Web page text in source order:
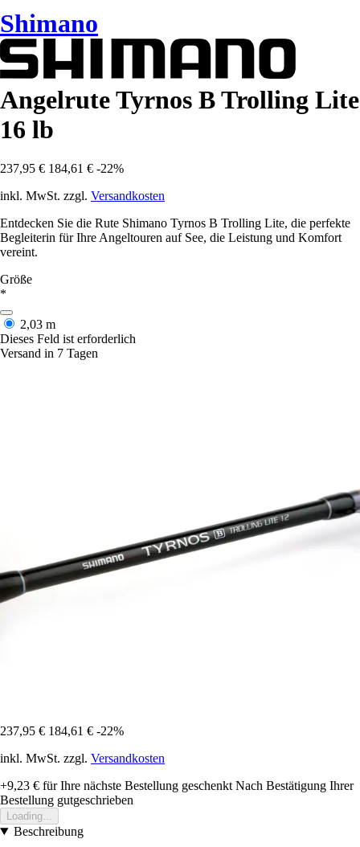
Shimano
Angelrute Tyrnos B Trolling Lite
16 lb
237,95 € 184,61 € -22%
inkl. MwSt. zzgl. Versandkosten
Entdecken Sie die Rute Shimano Tyrnos B Trolling Lite, die perfekte
Begleiterin für Ihre Angeltouren auf See, die Leistung und Komfort
vereint.
Größe
*
2,03 m
Dieses Feld ist erforderlich
Versand in 7 Tagen
237,95 € 184,61 € -22%
inkl. MwSt. zzgl. Versandkosten
+9,23 € für Ihre nächste Bestellung geschenkt Nach Bestätigung Ihrer
Bestellung gutgeschrieben
Loading...
Beschreibung